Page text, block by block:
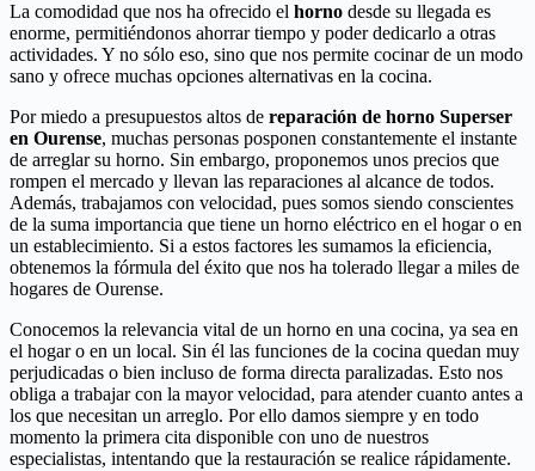
La comodidad que nos ha ofrecido el horno desde su llegada es
enorme, permitiéndonos ahorrar tiempo y poder dedicarlo a otras
actividades. Y no sólo eso, sino que nos permite cocinar de un modo
sano y ofrece muchas opciones alternativas en la cocina.
Por miedo a presupuestos altos de reparación de horno Superser
en Ourense, muchas personas posponen constantemente el instante
de arreglar su horno. Sin embargo, proponemos unos precios que
rompen el mercado y llevan las reparaciones al alcance de todos.
Además, trabajamos con velocidad, pues somos siendo conscientes
de la suma importancia que tiene un horno eléctrico en el hogar o en
un establecimiento. Si a estos factores les sumamos la eficiencia,
obtenemos la fórmula del éxito que nos ha tolerado llegar a miles de
hogares de Ourense.
Conocemos la relevancia vital de un horno en una cocina, ya sea en
el hogar o en un local. Sin él las funciones de la cocina quedan muy
perjudicadas o bien incluso de forma directa paralizadas. Esto nos
obliga a trabajar con la mayor velocidad, para atender cuanto antes a
los que necesitan un arreglo. Por ello damos siempre y en todo
momento la primera cita disponible con uno de nuestros
especialistas, intentando que la restauración se realice rápidamente.